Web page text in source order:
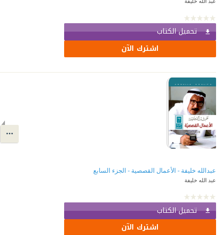
تحميل الكتاب
اشترك الآن
عبدالله خليفة - الأعمال القصصية - الجزء السابع
عبد الله خليفة
تحميل الكتاب
اشترك الآن